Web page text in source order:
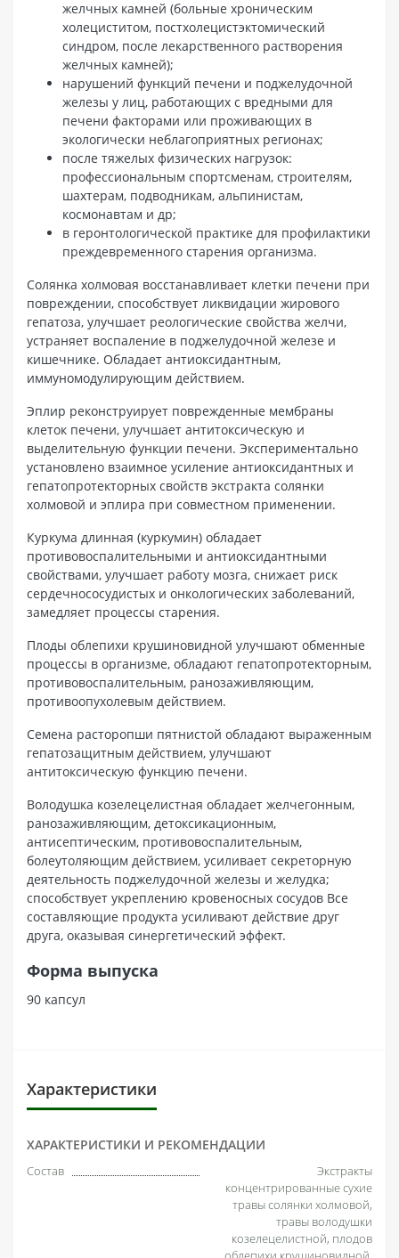
желчных камней (больные хроническим
холециститом, постхолецистэктомический
синдром, после лекарственного растворения
желчных камней);
нарушений функций печени и поджелудочной
железы у лиц, работающих с вредными для
печени факторами или проживающих в
экологически неблагоприятных регионах;
после тяжелых физических нагрузок:
профессиональным спортсменам, строителям,
шахтерам, подводникам, альпинистам,
космонавтам и др;
в геронтологической практике для профилактики
преждевременного старения организма.
Солянка холмовая восстанавливает клетки печени при
повреждении, способствует ликвидации жирового
гепатоза, улучшает реологические свойства желчи,
устраняет воспаление в поджелудочной железе и
кишечнике. Обладает антиоксидантным,
иммуномодулирующим действием.
Эплир реконструирует поврежденные мембраны
клеток печени, улучшает антитоксическую и
выделительную функции печени. Экспериментально
установлено взаимное усиление антиоксидантных и
гепатопротекторных свойств экстракта солянки
холмовой и эплира при совместном применении.
Куркума длинная (куркумин) обладает
противовоспалительными и антиоксидантными
свойствами, улучшает работу мозга, снижает риск
сердечнососудистых и онкологических заболеваний,
замедляет процессы старения.
Плоды облепихи крушиновидной улучшают обменные
процессы в организме, обладают гепатопротекторным,
противовоспалительным, ранозаживляющим,
противоопухолевым действием.
Семена расторопши пятнистой обладают выраженным
гепатозащитным действием, улучшают
антитоксическую функцию печени.
Володушка козелецелистная обладает желчегонным,
ранозаживляющим, детоксикационным,
антисептическим, противовоспалительным,
болеутоляющим действием, усиливает секреторную
деятельность поджелудочной железы и желудка;
способствует укреплению кровеносных сосудов Все
составляющие продукта усиливают действие друг
друга, оказывая синергетический эффект.
Форма выпуска
90 капсул
Характеристики
ХАРАКТЕРИСТИКИ И РЕКОМЕНДАЦИИ
Состав
Экстракты
концентрированные сухие
травы солянки холмовой,
травы володушки
козелецелистной, плодов